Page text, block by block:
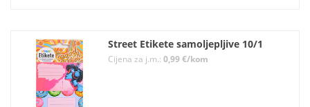
Street Etikete samoljepljive 10/1
Cijena za j.m.: 0,99 €/kom